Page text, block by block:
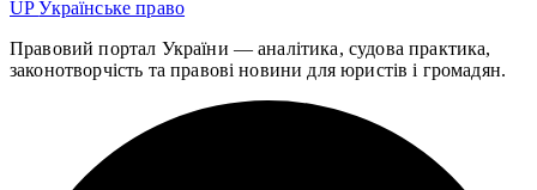
UPУкраїнське право
Правовий портал України — аналітика, судова практика,
законотворчість та правові новини для юристів і громадян.